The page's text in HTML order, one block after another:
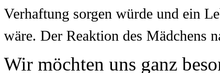
Verhaftung sorgen würde und ein
wäre. Der Reaktion des Mädchens
Wir möchten uns ganz